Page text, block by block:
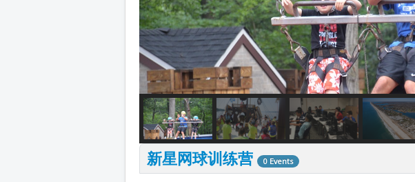
新星网球训练营 0 Events